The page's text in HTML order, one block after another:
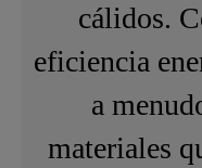
cálidos.
eficiencia
a
materiales